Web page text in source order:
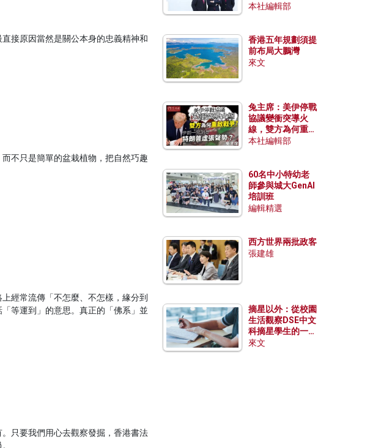
接原因當然是關公本身的忠義精神和
不只是簡單的盆栽植物，把自然巧趣
經常流傳「不怎麼、不怎樣，緣分到
等運到」的意思。真正的「佛系」並
只要我們用心去觀察發掘，香港書法
本社編輯部
香港五年規劃須提
前布局大鵬灣
來文
兔主席：美伊停戰
協議變衝突導火
線，雙方為何重啟
戰爭？伊朗一早洞
本社編輯部
60名中小特幼老
師參與城大GenAI
培訓班
編輯精選
西方世界兩批政客
張建雄
摘星以外：從校園
生活觀察DSE中文
科摘星學生的一點
特質
來文